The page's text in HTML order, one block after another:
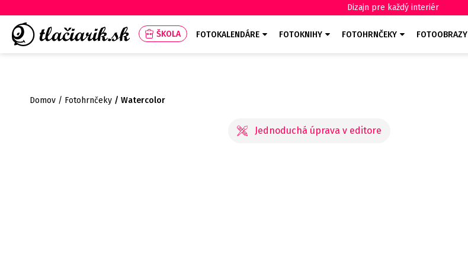
Dizajn pre každý interiér
ŠKOLA FOTOKALENDÁRE FOTOKNIHY FOTOHRNČEKY FOTOOBRAZY
Domov Fotohrnčeky Watercolor